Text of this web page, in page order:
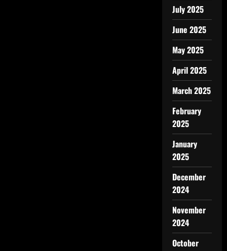
July 2025
June 2025
May 2025
April 2025
March 2025
February
2025
January
2025
December
2024
November
2024
October